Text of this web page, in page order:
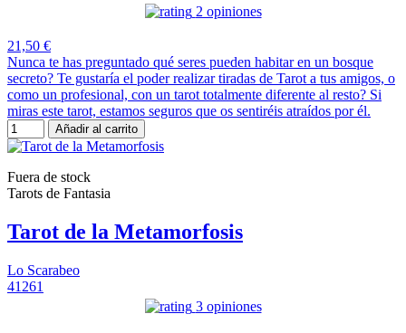
2 opiniones
21,50 €
Nunca te has preguntado qué seres pueden habitar en un bosque
secreto? Te gustaría el poder realizar tiradas de Tarot a tus amigos, o
como un profesional, con un tarot totalmente diferente al resto? Si
miras este tarot, estamos seguros que os sentiréis atraídos por él.
Añadir al carrito
Fuera de stock
Tarots de Fantasia
Tarot de la Metamorfosis
Lo Scarabeo
41261
3 opiniones